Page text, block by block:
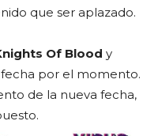
que ser aplazado.
Of Blood y
fecha por el momento.
de la nueva fecha,